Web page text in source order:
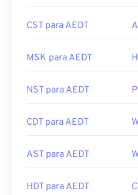
CST para AEDT
MSK para AEDT
NST para AEDT
CDT para AEDT
AST para AEDT
HDT para AEDT